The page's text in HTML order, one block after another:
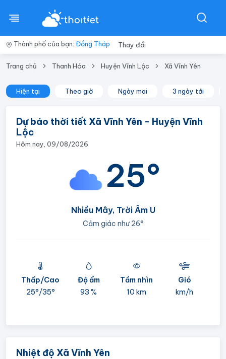
Thành phố của bạn: Đồng Tháp Thay đổi
Trang chủ Thanh Hóa Huyện Vĩnh Lộc Xã Vĩnh Yên
Hiện tại Theo giờ Ngày mai 3 ngày tới
Dự báo thời tiết Xã Vĩnh Yên - Huyện Vĩnh
Lộc
Hôm nay, 09/08/2026
25°
Nhiều Mây, Trời Âm U
Cảm giác như26°
Thấp/Cao
25°/35°
Độ ẩm
93 %
Tầm nhìn
10 km
Gió
km/h
Nhiệt độ Xã Vĩnh Yên